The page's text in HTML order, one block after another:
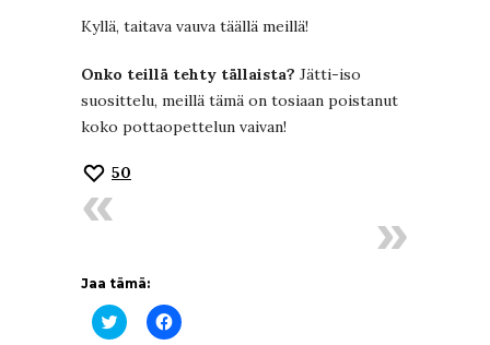
Kyllä, taitava vauva täällä meillä!
Onko teillä tehty tällaista? Jätti-iso
suosittelu, meillä tämä on tosiaan poistanut
koko pottaopettelun vaivan!
50
Jaa tämä:
Jaa
Twitterissä(Avautuu
Jaa
Facebookissa(Avautuu